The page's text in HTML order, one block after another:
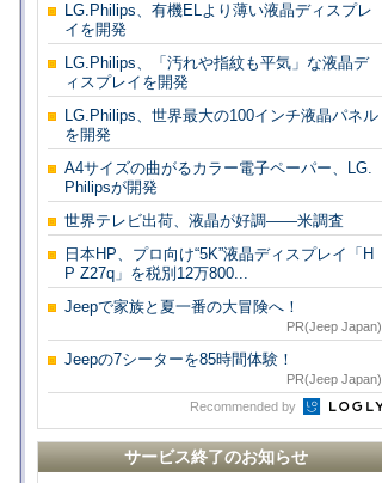
LG.Philips、有機ELより薄い液晶ディスプレ
イを開発
LG.Philips、「汚れや指紋も平気」な液晶デ
ィスプレイを開発
LG.Philips、世界最大の100インチ液晶パネル
を開発
A4サイズの曲がるカラー電子ペーパー、LG.
Philipsが開発
世界テレビ出荷、液晶が好調――米調査
日本HP、プロ向け“5K”液晶ディスプレイ「H
P Z27q」を税別12万800...
Jeepで家族と夏一番の大冒険へ！
PR(Jeep Japan)
Jeepの7シーターを85時間体験！
PR(Jeep Japan)
Recommended by
サービス終了のお知らせ